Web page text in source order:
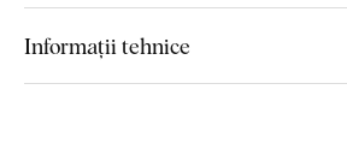
Montaj pe care îl poate
oricine:
Informații tehnice